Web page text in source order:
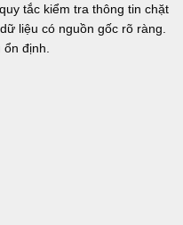
tắc kiểm tra thông tin chặt
liệu có nguồn gốc rõ ràng.
ổn định.